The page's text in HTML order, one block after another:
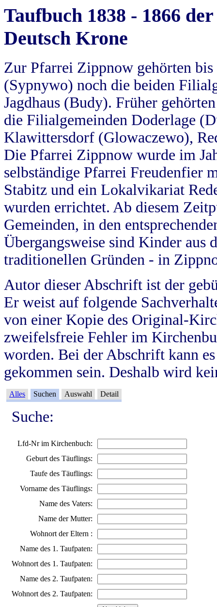
Taufbuch 1838 - 1866
Deutsch Krone
Zur Pfarrei Zippnow gehörten
(Sypnywo) noch die beiden
Jagdhaus (Budy). Früher
die Filialgemeinden Doderlage
Klawittersdorf (Glowaczewo),
Die Pfarrei Zippnow wurde im
selbständige Pfarrei Freudenfier
Stabitz und ein Lokalvikariat
wurden errichtet. Ab diesem
Gemeinden, in den
Übergangsweise sind Kinder aus
traditionellen Gründen - in
Autor dieser Abschrift ist der
Er weist auf folgende
von einer Kopie des Original-
zweifelsfreie Fehler im
worden. Bei der Abschrift kann
gekommen sein. Deshalb wird
Alles Suchen Auswahl Detail
Suche:
Lfd-Nr im Kirchenbuch:
Geburt des Täuflings:
Taufe des Täuflings:
Vorname des Täuflings:
Name des Vaters:
Name der Mutter:
Wohnort der Eltern :
Name des 1. Taufpaten:
Wohnort des 1. Taufpaten:
Name des 2. Taufpaten:
Wohnort des 2. Taufpaten: